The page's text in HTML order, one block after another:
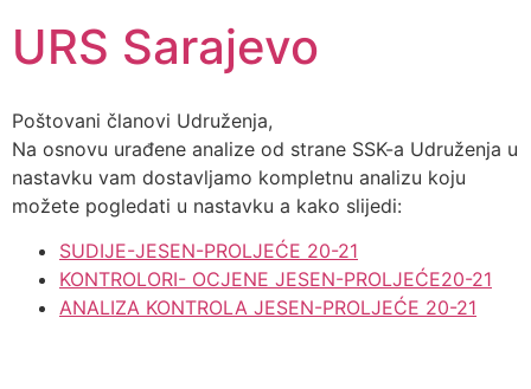
URS Sarajevo
Poštovani članovi Udruženja,
Na osnovu urađene analize od strane SSK-a Udruženja u
nastavku vam dostavljamo kompletnu analizu koju
možete pogledati u nastavku a kako slijedi:
SUDIJE-JESEN-PROLJEĆE 20-21
KONTROLORI- OCJENE JESEN-PROLJEĆE20-21
ANALIZA KONTROLA JESEN-PROLJEĆE 20-21